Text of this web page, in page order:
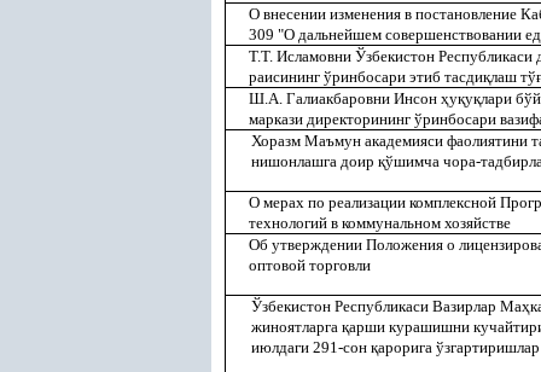
О внесении изменения в постановление
309 "О дальнейшем совершенствовании
Т.Т. Исламовни Ўзбекистон Республикаси
раисининг ўринбосари этиб тасдиқлаш тўғ
Ш.А. Галиакбаровни Инсон ҳуқуқлари
маркази директорининг ўринбосари
Хоразм Маъмун академияси фаолиятини
нишонлашга доир қўшимча чора-
О мерах по реализации комплексной
технологий в коммунальном хозяйстве
Об утверждении Положения о
оптовой торговли
Ўзбекистон Республикаси Вазирлар Маҳ
жиноятларга қарши курашишни
июлдаги 291-сон қарорига